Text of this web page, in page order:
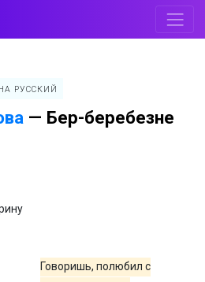
РУССКИЙ
— Бер-беребезне
Говоришь, полюбил с